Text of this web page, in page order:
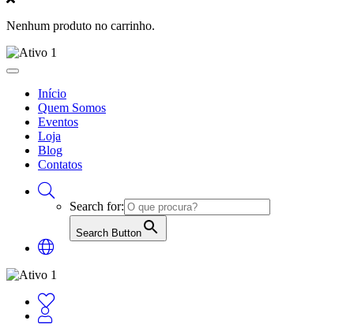
Nenhum produto no carrinho.
Início
Quem Somos
Eventos
Loja
Blog
Contatos
Search for:
Search Button